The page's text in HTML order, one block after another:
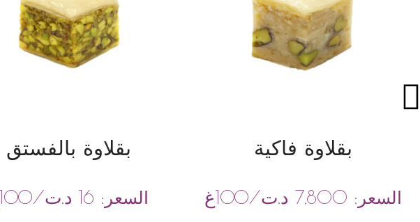
بقلاوة فاكية
السعر: 7,800 د.ت/100غ
بقلاوة بالفستق
السعر: 16 د.ت/100غ